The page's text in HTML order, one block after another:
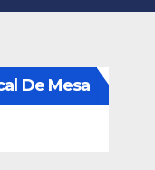
De Mesa